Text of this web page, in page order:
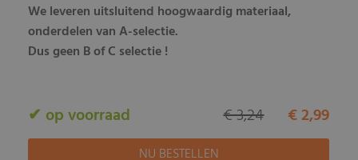
We leveren uitsluitend hoogwaardig materiaal,
onderdelen van A-selectie.
Dus geen B of C selectie !
✔ op voorraad € 2,99
€ 3,24